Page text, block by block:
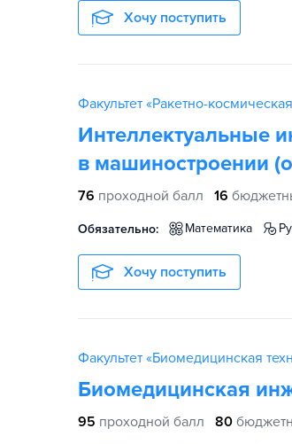
Хочу поступить
Факультет «Ракетно-
Интеллектуальные
в машиностроении
76 проходной балл 16
Обязательно: математика
Хочу поступить
Факультет «Биомедицинская
Биомедицинская
95 проходной балл 80